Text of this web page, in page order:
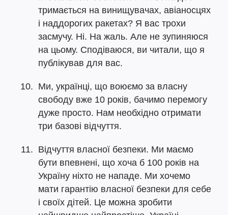
тримається на винищувачах, авіаносцях
і наддорогих ракетах? Я вас трохи
засмучу. Ні. На жаль. Але не зупиняюся
на цьому. Сподіваюся, ви читали, що я
публікував для вас.
Ми, українці, що воюємо за власну
свободу вже 10 років, бачимо перемогу
дуже просто. Нам необхідно отримати
три базові відчуття.
Відчуття власної безпеки. Ми маємо
бути впевнені, що хоча б 100 років на
Україну ніхто не нападе. Ми хочемо
мати гарантію власної безпеки для себе
і своїх дітей. Це можна зробити